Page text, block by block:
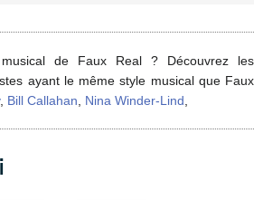
de Faux Real ? Découvrez les
ayant le même style musical que Faux
, Bill Callahan Nina Winder-Lind